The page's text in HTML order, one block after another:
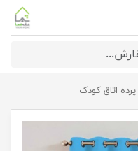
پرده اتاق کودک